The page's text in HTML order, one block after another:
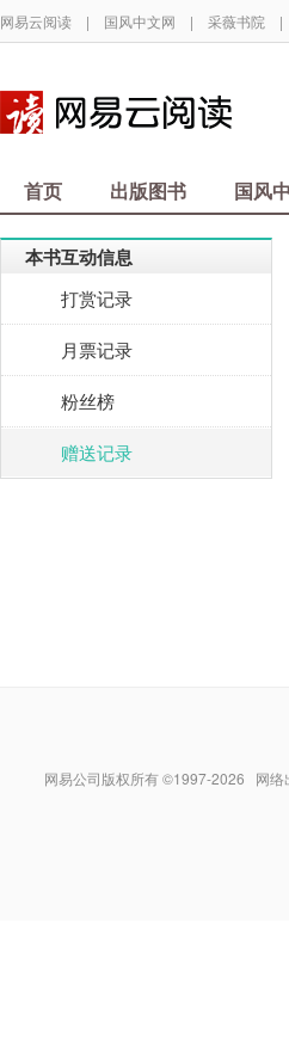
网易云阅读 | 国风中文网 | 采薇书院 |
首页 出版图书 国风
本书互动信息
打赏记录
月票记录
粉丝榜
赠送记录
网易公司版权所有 ©1997-2026 网络